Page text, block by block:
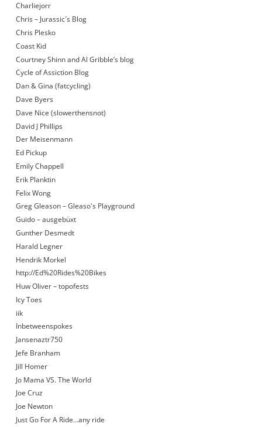
Charliejorr
Chris – Jurassic´s Blog
Chris Plesko
Coast Kid
Courtney Shinn and Al Gribble’s blog
Cycle of Assiction Blog
Dan & Gina (fatcycling)
Dave Byers
Dave Nice (slowerthensnot)
David J Phillips
Der Meisenmann
Ed Pickup
Emily Chappell
Erik Planktin
Felix Wong
Greg Gleason – Gleaso's Playground
Guido – ausgebüxt
Gunther Desmedt
Harald Legner
Hendrik Morkel
http://Ed%20Rides%20Bikes
Huw Oliver – topofests
Icy Toes
iik
Inbetweenspokes
Jansenaztr750
Jefe Branham
Jill Homer
Jo Mama VS. The World
Joe Cruz
Joe Newton
Just Go For A Ride…any ride